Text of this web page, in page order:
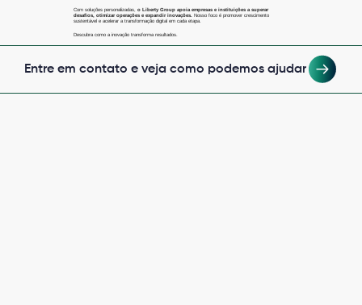
Com soluções personalizadas,o Liberty Group apoia empresas e instituições a superar
desafios, otimizar operações e expandir inovações. Nosso foco é promover crescimento
sustentável e acelerar a transformação digital em cada etapa.
Descubra como a inovação transforma resultados.
Entre em contato e veja como podemos ajudar